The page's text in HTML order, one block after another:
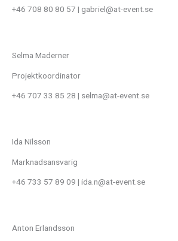
+46 708 80 80 57 | gabriel@at-event.se
Selma Maderner
Projektkoordinator
+46 707 33 85 28 | selma@at-event.se
Ida Nilsson
Marknadsansvarig
+46 733 57 89 09 | ida.n@at-event.se
Anton Erlandsson